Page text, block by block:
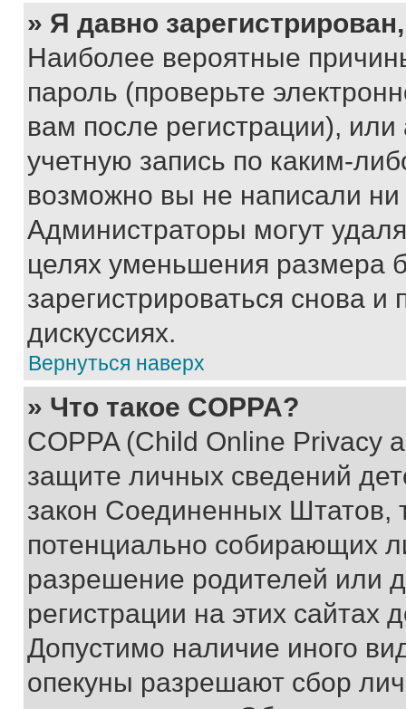
» Я давно
Наиболее вероятные
пароль (проверьте
вам после регистрации),
учетную запись по каким-
возможно вы не написали
Администраторы могут
целях уменьшения размера
зарегистрироваться снова и
дискуссиях.
Вернуться наверх
» Что такое COPPA?
COPPA (Child Online Privacy
защите личных сведений
закон Соединенных Штатов,
потенциально собирающих
разрешение родителей или
регистрации на этих сайтах
Допустимо наличие иного
опекуны разрешают сбор